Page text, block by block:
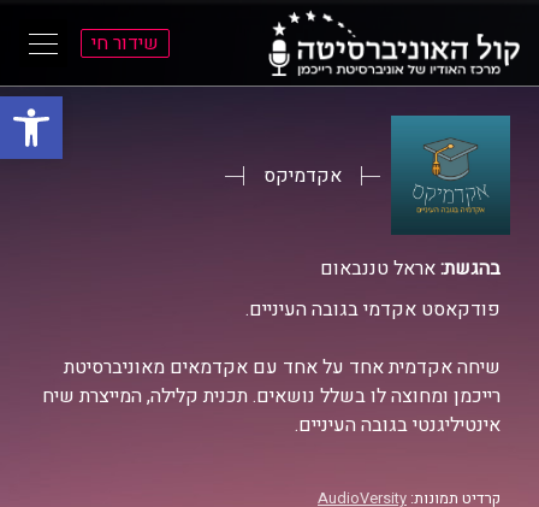
פתח
שידור חי
אקדמיקס
בהגשת:אראל טננבאום
פודקאסט אקדמי בגובה העיניים.
שיחה אקדמית אחד על אחד עם אקדמאים מאוניברסיטת
רייכמן ומחוצה לו בשלל נושאים. תכנית קלילה, המייצרת שיח
אינטיליגנטי בגובה העיניים.
קרדיט תמונות: AudioVersity